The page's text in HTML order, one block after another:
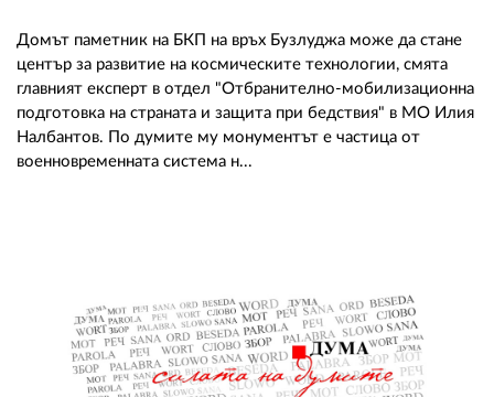
Домът паметник на БКП на връх Бузлуджа може да стане
център за развитие на космическите технологии, смята
главният експерт в отдел "Отбранително-мобилизационна
подготовка на страната и защита при бедствия" в МО Илия
Налбантов. По думите му монументът е частица от
военновременната система н...